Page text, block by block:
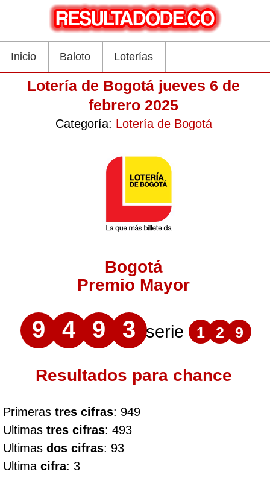
Inicio Baloto Loterías
Lotería de Bogotá jueves 6 de
febrero 2025
Categoría: Lotería de Bogotá
Bogotá
Premio Mayor
9 4 9 3 serie 1 2 9
Resultados para chance
Primeras tres cifras: 949
Ultimas tres cifras: 493
Ultimas dos cifras: 93
Ultima cifra: 3